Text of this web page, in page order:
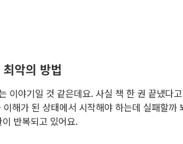
악의 방법
이야기일 것 같은데요. 사실 책 한 권 끝냈다
해가 된 상태에서 시작해야 하는데 실패할까
반복되고 있어요.